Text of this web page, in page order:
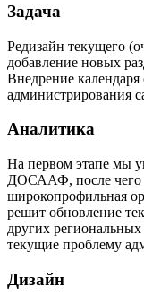
Задача
Редизайн текущего
добавление новых
Внедрение
администрирования
Аналитика
На первом этапе мы
ДОСААФ, после чего
широкопрофильная
решит обновление
других
текущие проблему
Дизайн